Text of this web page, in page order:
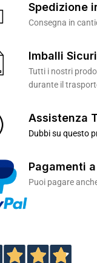
Spedizione
Consegna in
Imballi Sicuri
Tutti i nostri
durante il
Assistenza
Dubbi su questo
Pagamenti
Puoi pagare